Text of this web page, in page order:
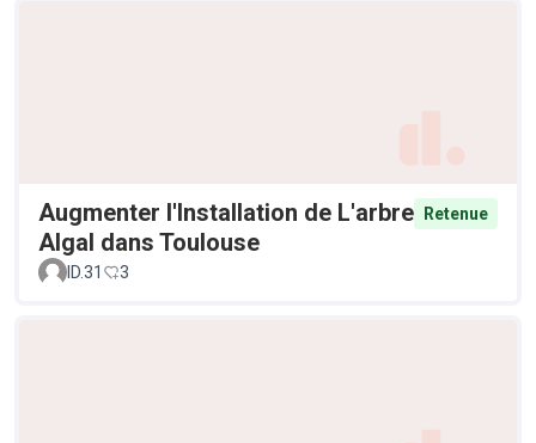
Augmenter l'Installation de L'arbre
Algal dans Toulouse
Retenue
ID.31 3